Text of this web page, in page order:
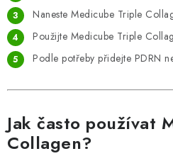
Naneste Medicube Triple
Použijte Medicube Triple
Podle potřeby přidejte PDRN
Jak často používat
Collagen?